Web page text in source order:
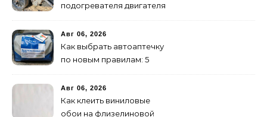
подогревателя двигателя
Авг 06, 2026
Как выбрать автоаптечку
по новым правилам: 5
Авг 06, 2026
Как клеить виниловые
обои на флизелиновой